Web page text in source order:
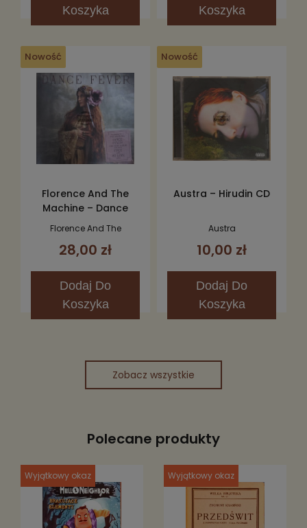
Koszyka
Koszyka
Nowość
Florence And The
Machine – Dance
Fever CD (Limited
Florence And The
28,00 zł
Dodaj Do
Koszyka
Nowość
Austra – Hirudin CD
Austra
10,00 zł
Dodaj Do
Koszyka
Zobacz wszystkie
Polecane produkty
Wyjątkowy okaz Wyjątkowy okaz